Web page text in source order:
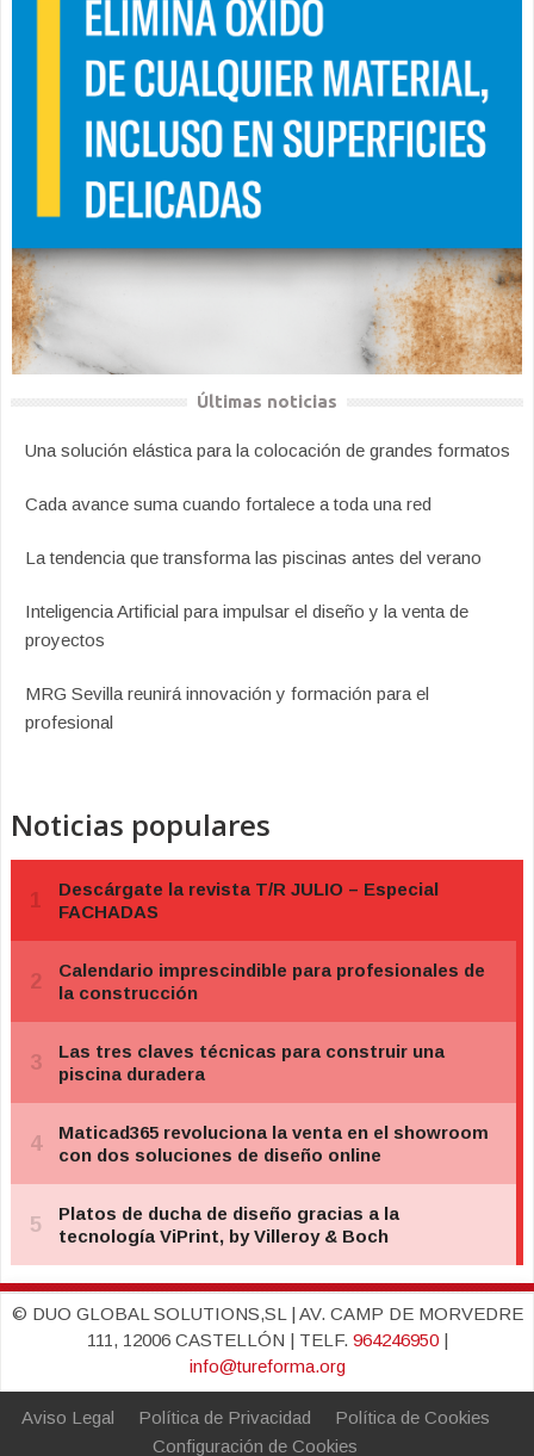
Últimas noticias
Una solución elástica para la colocación de grandes formatos
Cada avance suma cuando fortalece a toda una red
La tendencia que transforma las piscinas antes del verano
Inteligencia Artificial para impulsar el diseño y la venta de
proyectos
MRG Sevilla reunirá innovación y formación para el
profesional
Noticias populares
© DUO GLOBAL SOLUTIONS,SL | AV. CAMP DE MORVEDRE
111, 12006 CASTELLÓN | TELF. 964246950|
info@tureforma.org
Aviso Legal Política de Privacidad
Política de Cookies
Configuración de Cookies